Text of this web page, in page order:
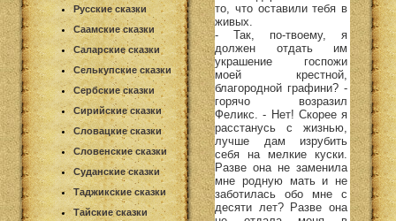
Русские сказки
Саамские сказки
Саларские сказки
Селькупские сказки
Сербские сказки
Сирийские сказки
Словацкие сказки
Словенские сказки
Суданские сказки
Таджикские сказки
Тайские сказки
то, что оставили тебя в
живых.
- Так, по-твоему, я
должен отдать им
украшение госпожи
моей крестной,
благородной графини? -
горячо возразил
Феликс. - Нет! Скорее я
расстанусь с жизнью,
лучше дам изрубить
себя на мелкие куски.
Разве она не заменила
мне родную мать и не
заботилась обо мне с
десяти лет? Разве она